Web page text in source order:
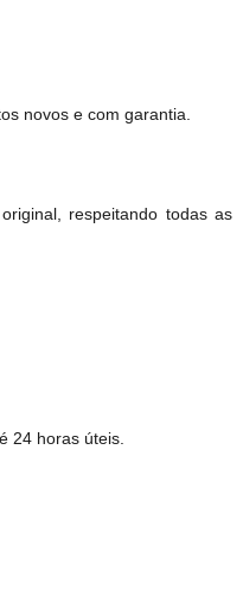
novos e com garantia.
respeitando todas as
24 horas úteis.